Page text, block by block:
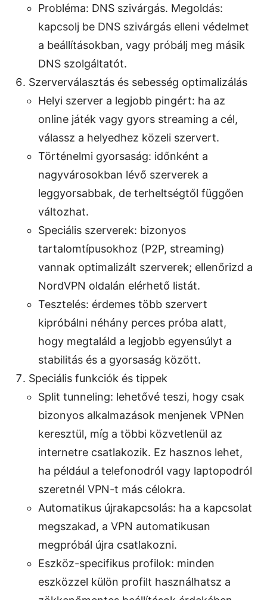
Probléma: DNS szivárgás. Megoldás:
kapcsolj be DNS szivárgás elleni védelmet
a beállításokban, vagy próbálj meg másik
DNS szolgáltatót.
Szerverválasztás és sebesség optimalizálás
Helyi szerver a legjobb pingért: ha az
online játék vagy gyors streaming a cél,
válassz a helyedhez közeli szervert.
Történelmi gyorsaság: időnként a
nagyvárosokban lévő szerverek a
leggyorsabbak, de terheltségtől függően
változhat.
Speciális szerverek: bizonyos
tartalomtípusokhoz (P2P, streaming)
vannak optimalizált szerverek; ellenőrizd a
NordVPN oldalán elérhető listát.
Tesztelés: érdemes több szervert
kipróbálni néhány perces próba alatt,
hogy megtaláld a legjobb egyensúlyt a
stabilitás és a gyorsaság között.
Speciális funkciók és tippek
Split tunneling: lehetővé teszi, hogy csak
bizonyos alkalmazások menjenek VPNen
keresztül, míg a többi közvetlenül az
internetre csatlakozik. Ez hasznos lehet,
ha például a telefonodról vagy laptopodról
szeretnél VPN-t más célokra.
Automatikus újrakapcsolás: ha a kapcsolat
megszakad, a VPN automatikusan
megpróbál újra csatlakozni.
Eszköz-specifikus profilok: minden
eszközzel külön profilt használhatsz a